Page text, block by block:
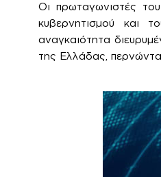
Οι πρωταγωνιστές
κυβερνητισμού και
αναγκαιότητα
της Ελλάδας,